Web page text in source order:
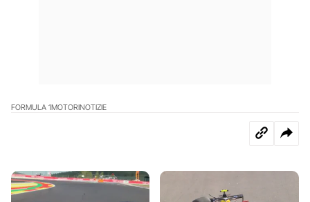
FORMULA 1MOTORINOTIZIE